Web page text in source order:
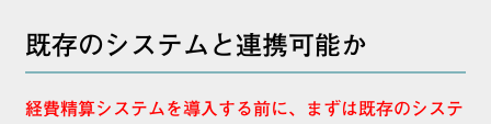
既存のシステムと連携可能か
経費精算システムを導入する前に、まずは既存のシステ